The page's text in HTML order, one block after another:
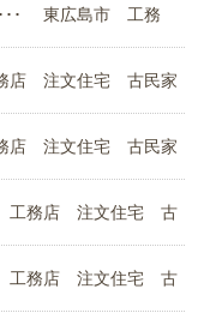
･･･ 東広島市 工務
店 注文住宅 古民家
店 注文住宅 古民家
務店 注文住宅 古
工務店 注文住宅 古